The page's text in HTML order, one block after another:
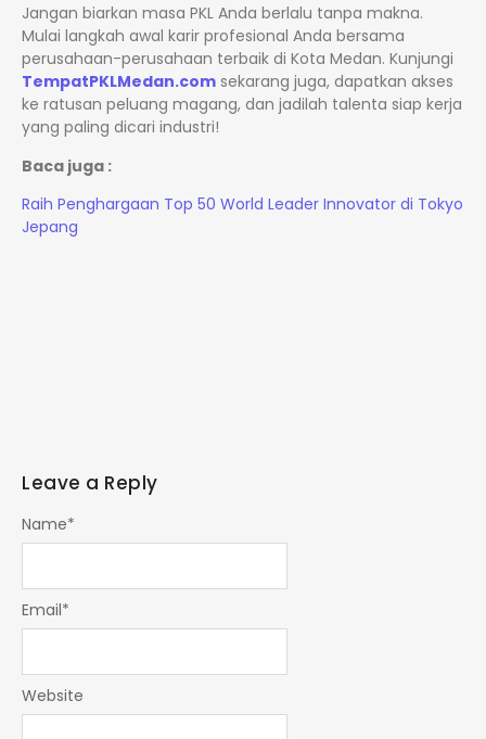
Jangan biarkan masa PKL Anda berlalu tanpa makna.
Mulai langkah awal karir profesional Anda bersama
perusahaan-perusahaan terbaik di Kota Medan. Kunjungi
TempatPKLMedan.com sekarang juga, dapatkan akses
ke ratusan peluang magang, dan jadilah talenta siap kerja
yang paling dicari industri!
Baca juga :
Raih Penghargaan Top 50 World Leader Innovator di Tokyo
Jepang
Leave a Reply
Name*
Email*
Website